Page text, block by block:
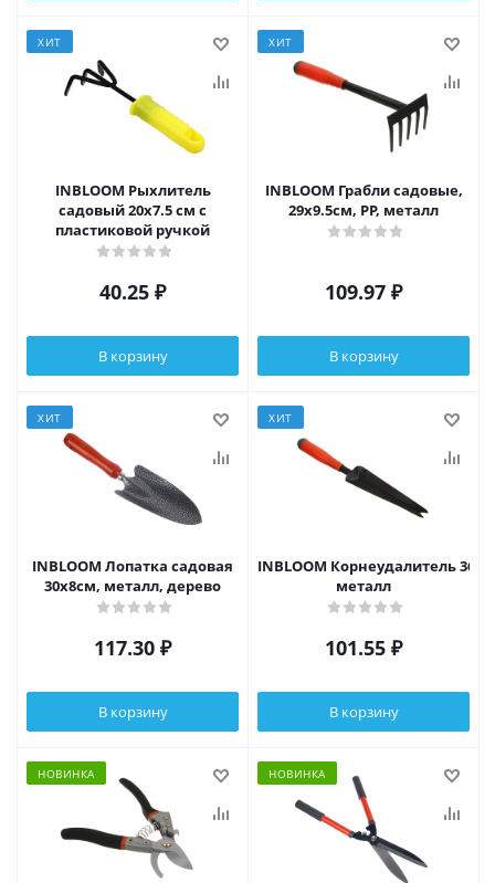
ХИТ
INBLOOM Рыхлитель
садовый 20x7.5 см с
пластиковой ручкой
40.25 ₽
В корзину
ХИТ
INBLOOM Грабли садовые,
29х9.5см, PP, металл
109.97 ₽
В корзину
ХИТ
INBLOOM Лопатка садовая
30х8см, металл, дерево
117.30 ₽
В корзину
ХИТ
INBLOOM Корнеудалитель
металл
101.55 ₽
В корзину
НОВИНКА НОВИНКА